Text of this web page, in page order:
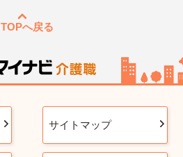
TOPへ戻る
サイトマップ